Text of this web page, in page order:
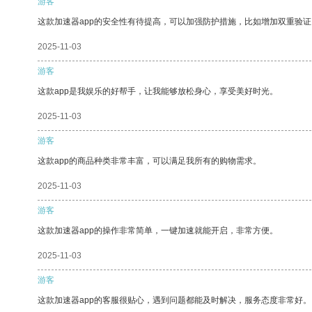
这款加速器app的安全性有待提高，可以加强防护措施，比如增加双重验
2025-11-03
游客
这款app是我娱乐的好帮手，让我能够放松身心，享受美好时光。
2025-11-03
游客
这款app的商品种类非常丰富，可以满足我所有的购物需求。
2025-11-03
游客
这款加速器app的操作非常简单，一键加速就能开启，非常方便。
2025-11-03
游客
这款加速器app的客服很贴心，遇到问题都能及时解决，服务态度非常好。